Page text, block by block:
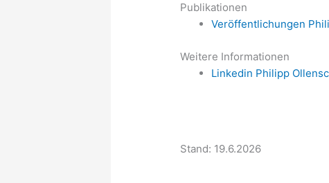
Publikationen
Veröffentlichungen
Weitere Informationen
Linkedin Philipp
Stand: 19.6.2026